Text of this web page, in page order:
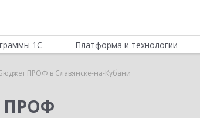
1С Платформа и технологии
Бюджет ПРОФ в Славянске-на-Кубани
ПРОФ